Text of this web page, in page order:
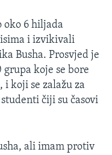
oko 6 hiljada
i izvikivali
Busha. Prosvjed je
koje se bore
koji se zalažu za
čiji su časovi
ali imam protiv